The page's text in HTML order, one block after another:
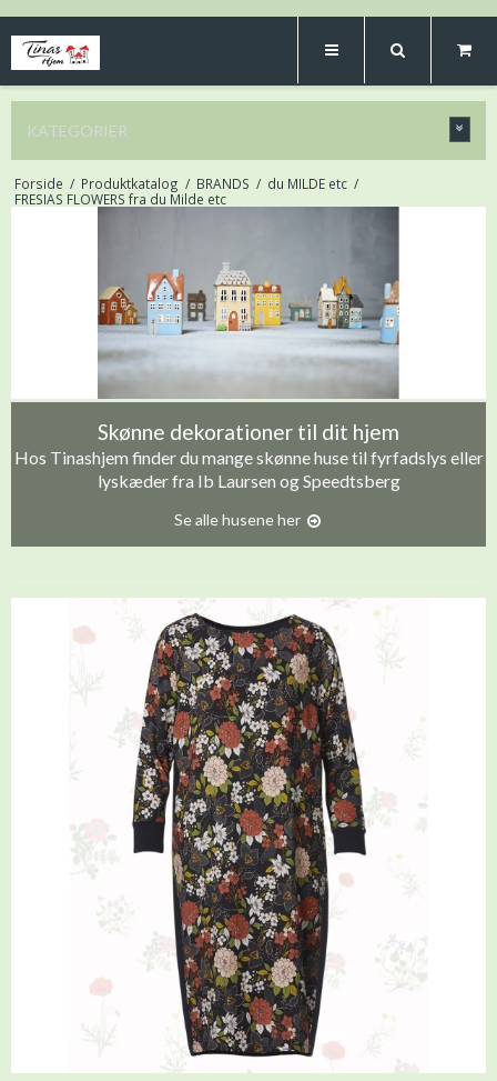
KATEGORIER
Forside / Produktkatalog / BRANDS / du MILDE etc /
FRESIAS FLOWERS fra du Milde etc
Skønne dekorationer til dit hjem
Hos Tinashjem finder du mange skønne huse til fyrfadslys eller
lyskæder fra Ib Laursen og Speedtsberg
Se alle husene her